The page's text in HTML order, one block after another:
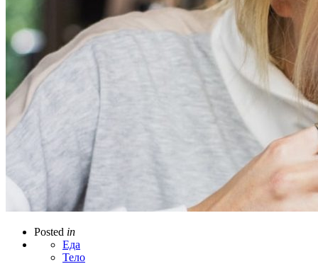
Posted in
Еда
Тело